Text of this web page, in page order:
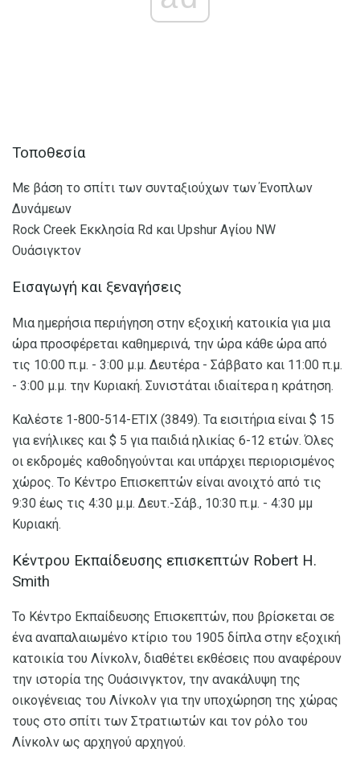
Τοποθεσία
Με βάση το σπίτι των συνταξιούχων των Ένοπλων
Δυνάμεων
Rock Creek Εκκλησία Rd και Upshur Αγίου NW
Ουάσιγκτον
Εισαγωγή και ξεναγήσεις
Μια ημερήσια περιήγηση στην εξοχική κατοικία για μια
ώρα προσφέρεται καθημερινά, την ώρα κάθε ώρα από
τις 10:00 π.μ. - 3:00 μ.μ. Δευτέρα - Σάββατο και 11:00 π.μ.
- 3:00 μ.μ. την Κυριακή. Συνιστάται ιδιαίτερα η κράτηση.
Καλέστε 1-800-514-ETIX (3849). Τα εισιτήρια είναι $ 15
για ενήλικες και $ 5 για παιδιά ηλικίας 6-12 ετών. Όλες
οι εκδρομές καθοδηγούνται και υπάρχει περιορισμένος
χώρος. Το Κέντρο Επισκεπτών είναι ανοιχτό από τις
9:30 έως τις 4:30 μ.μ. Δευτ.-Σάβ., 10:30 π.μ. - 4:30 μμ
Κυριακή.
Κέντρου Εκπαίδευσης επισκεπτών Robert H.
Smith
Το Κέντρο Εκπαίδευσης Επισκεπτών, που βρίσκεται σε
ένα αναπαλαιωμένο κτίριο του 1905 δίπλα στην εξοχική
κατοικία του Λίνκολν, διαθέτει εκθέσεις που αναφέρουν
την ιστορία της Ουάσινγκτον, την ανακάλυψη της
οικογένειας του Λίνκολν για την υποχώρηση της χώρας
τους στο σπίτι των Στρατιωτών και τον ρόλο του
Λίνκολν ως αρχηγού αρχηγού.